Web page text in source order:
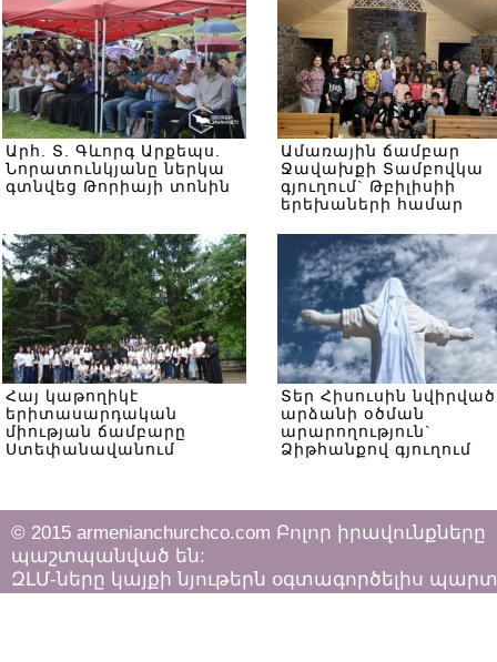
Արհ. Տ. Գևորգ Արքեպս.
Նորատունկյանը ներկա
գտնվեց Թորիայի տոնին
Ամառային ճամբար
Ջավախքի Տամբովկա
գյուղում` Թբիլիսիի
երեխաների համար
Հայ կաթողիկէ
երիտասարդական
միության ճամբարը
Ստեփանավանում
Տեր Հիսուսին նվիրված
արձանի օծման
արարողություն`
Ձիթհանքով գյուղում
© 2015 armenianchurchco.com Բոլոր իրավունքները
պաշտպանված են:
ԶԼՄ-ները կայքի նյութերն օգտագործելիս